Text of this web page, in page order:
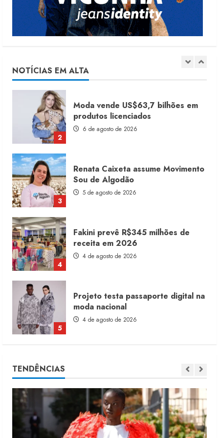
NOTÍCIAS EM ALTA
5
4 de agosto de 2026
1
7 de agosto de 2026
2
Moda vende US$63,7 bilhões em
produtos licenciados
6 de agosto de 2026
3
Renata Caixeta assume Movimento
Sou de Algodão
5 de agosto de 2026
4
Fakini prevê R$345 milhões de
receita em 2026
4 de agosto de 2026
5
Projeto testa passaporte digital na
moda nacional
4 de agosto de 2026
1
Moda vende US$63,7 bilhões em
produtos licenciados
TENDÊNCIAS